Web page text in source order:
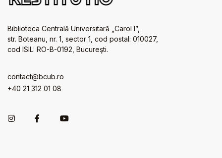
Biblioteca Centrală Universitară „Carol I”,
str. Boteanu, nr. 1, sector 1, cod postal: 010027,
cod ISIL: RO-B-0192, Bucureşti.
contact@bcub.ro
+40 21 312 01 08